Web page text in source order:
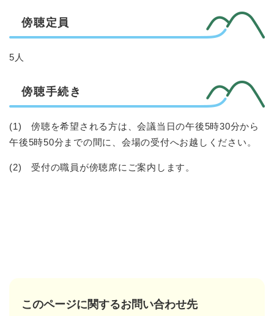
傍聴定員
5人
傍聴手続き
(1) 傍聴を希望される方は、会議当日の午後5時30分から
午後5時50分までの間に、会場の受付へお越しください。
(2) 受付の職員が傍聴席にご案内します。
このページに関するお問い合わせ先